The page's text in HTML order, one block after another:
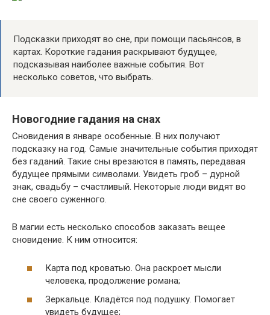
Подсказки приходят во сне, при помощи пасьянсов, в
картах. Короткие гадания раскрывают будущее,
подсказывая наиболее важные события. Вот
несколько советов, что выбрать.
Новогодние гадания на снах
Сновидения в январе особенные. В них получают
подсказку на год. Самые значительные события приходят
без гаданий. Такие сны врезаются в память, передавая
будущее прямыми символами. Увидеть гроб – дурной
знак, свадьбу – счастливый. Некоторые люди видят во
сне своего суженного.
В магии есть несколько способов заказать вещее
сновидение. К ним относится:
Карта под кроватью. Она раскроет мысли
человека, продолжение романа;
Зеркальце. Кладётся под подушку. Помогает
увидеть будущее;